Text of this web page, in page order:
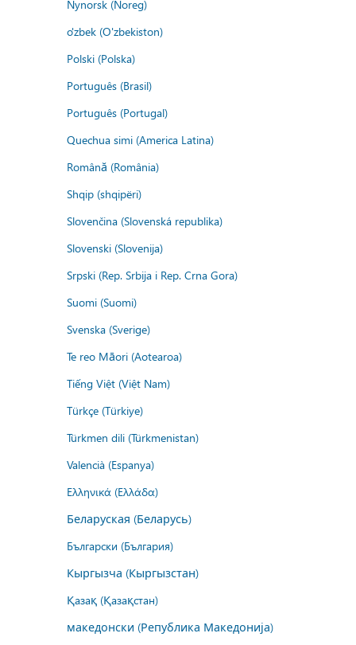
Nynorsk (Noreg)
o'zbek (O'zbekiston)
Polski (Polska)
Português (Brasil)
Português (Portugal)
Quechua simi (America Latina)
Română (România)
Shqip (shqipëri)
Slovenčina (Slovenská republika)
Slovenski (Slovenija)
Srpski (Rep. Srbija i Rep. Crna Gora)
Suomi (Suomi)
Svenska (Sverige)
Te reo Māori (Aotearoa)
Tiếng Việt (Việt Nam)
Türkçe (Türkiye)
Türkmen dili (Türkmenistan)
Valencià (Espanya)
Ελληνικά (Ελλάδα)
Беларуская (Беларусь)
Български (България)
Кыргызча (Кыргызстан)
Қазақ (Қазақстан)
македонски (Република Македонија)